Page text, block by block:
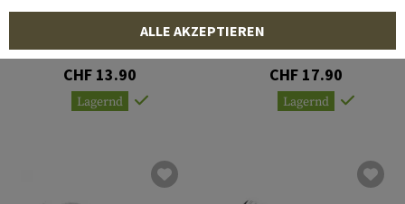
WALTHER
Co2 Capsules 12g 10pcs
CHF 13.90
Lagernd
UMAREX
Co2 Capsule 88g
CHF 17.90
Lagernd
ALLE AKZEPTIEREN